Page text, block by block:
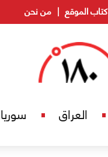
كتاب الموقع من نحن
العراق سوريا